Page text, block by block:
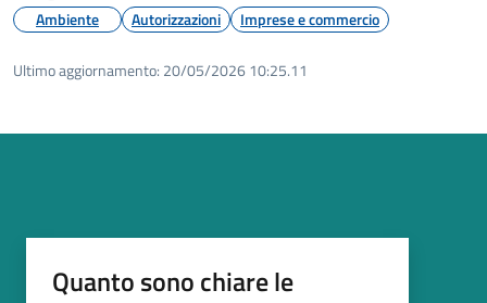
Ambiente Autorizzazioni Imprese e commercio
Ultimo aggiornamento: 20/05/2026 10:25.11
Quanto sono chiare le